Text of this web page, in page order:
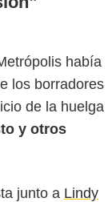
había
los borradores
de la huelga
y otros
junto a Lindy